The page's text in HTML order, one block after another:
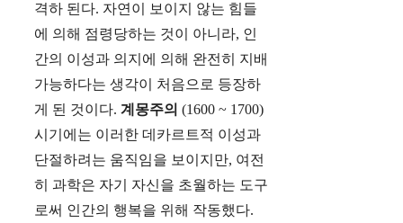
격하 된다. 자연이 보이지 않는 힘들
에 의해 점령당하는 것이 아니라, 인
간의 이성과 의지에 의해 완전히 지배
가능하다는 생각이 처음으로 등장하
게 된 것이다. 계몽주의 (1600 ~ 1700)
시기에는 이러한 데카르트적 이성과
단절하려는 움직임을 보이지만, 여전
히 과학은 자기 자신을 초월하는 도구
로써 인간의 행복을 위해 작동했다.